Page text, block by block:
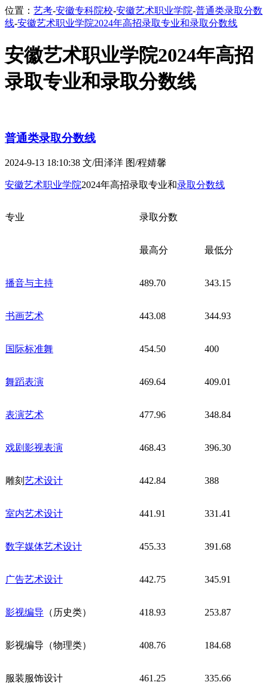
位置： 艺考-安徽专科院校-安徽艺术职业学院-普通类录取分数
线-安徽艺术职业学院2024年高招录取专业和录取分数线
安徽艺术职业学院2024年高招
录取专业和录取分数线
普通类录取分数线
2024-9-13 18:10:38 文/田泽洋 图/程婧馨
安徽艺术职业学院2024年高招录取专业和录取分数线
专业 录取分数
最高分 最低分
播音与主持 489.70 343.15
书画艺术 443.08 344.93
国际标准舞 454.50 400
舞蹈表演 469.64 409.01
表演艺术 477.96 348.84
戏剧影视表演 468.43 396.30
雕刻 艺术设计 442.84 388
室内艺术设计 441.91 331.41
数字媒体艺术设计 455.33 391.68
广告艺术设计 442.75 345.91
影视编导 （历史类） 418.93 253.87
影视编导（物理类） 408.76 184.68
服装服饰设计 461.25 335.66